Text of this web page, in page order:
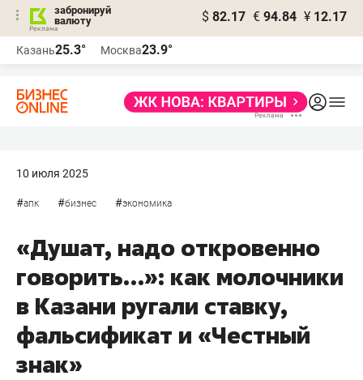
забронируй
валюту
$ 82.17 € 94.84 ¥ 12.17
Казань25.3° Москва23.9°
10 июля 2025
#апк #бизнес #экономика
«Душат, надо откровенно
говорить…»: как молочники
в Казани ругали ставку,
фальсификат и «Честный
знак»